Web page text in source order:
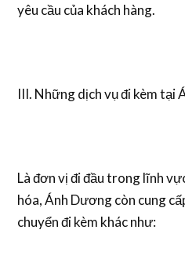
yêu cầu của khách hàng.
III. Những dịch vụ đi kèm tại
Là đơn vị đi đầu trong lĩnh
hóa, Ánh Dương còn cung
chuyển đi kèm khác như: